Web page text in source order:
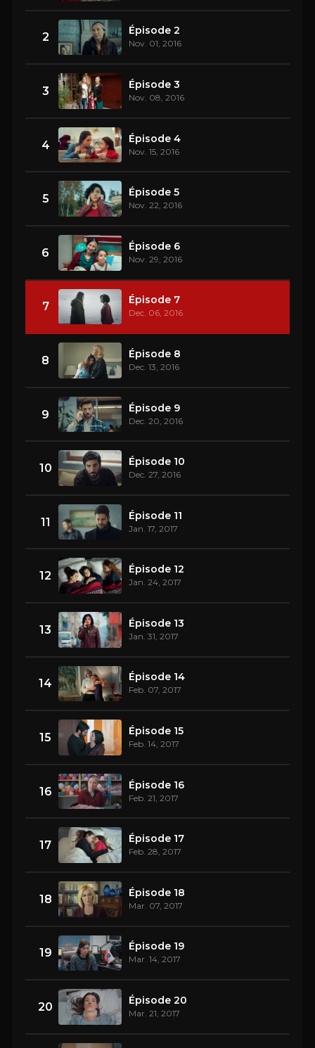
2 Épisode 2
Nov. 01, 2016
3 Épisode 3
Nov. 08, 2016
4 Épisode 4
Nov. 15, 2016
5 Épisode 5
Nov. 22, 2016
6 Épisode 6
Nov. 29, 2016
7 Épisode 7
Dec. 06, 2016
8 Épisode 8
Dec. 13, 2016
9 Épisode 9
Dec. 20, 2016
10 Épisode 10
Dec. 27, 2016
11 Épisode 11
Jan. 17, 2017
12 Épisode 12
Jan. 24, 2017
13 Épisode 13
Jan. 31, 2017
14 Épisode 14
Feb. 07, 2017
15 Épisode 15
Feb. 14, 2017
16 Épisode 16
Feb. 21, 2017
17 Épisode 17
Feb. 28, 2017
18 Épisode 18
Mar. 07, 2017
19 Épisode 19
Mar. 14, 2017
20 Épisode 20
Mar. 21, 2017